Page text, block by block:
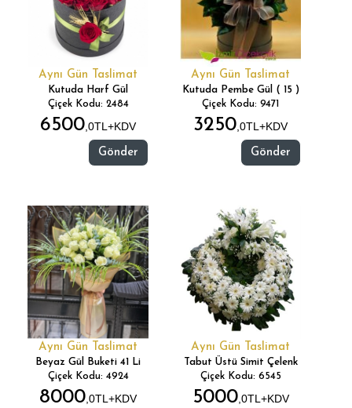
Aynı Gün Taslimat
Kutuda Harf Gül
Çiçek Kodu: 2484
6500,0TL+KDV
Gönder
Aynı Gün Taslimat
Kutuda Pembe Gül ( 15 )
Çiçek Kodu: 9471
3250,0TL+KDV
Gönder
Aynı Gün Taslimat
Beyaz Gül Buketi 41 Li
Çiçek Kodu: 4924
8000,0TL+KDV
Aynı Gün Taslimat
Tabut Üstü Simit Çelenk
Çiçek Kodu: 6545
5000,0TL+KDV